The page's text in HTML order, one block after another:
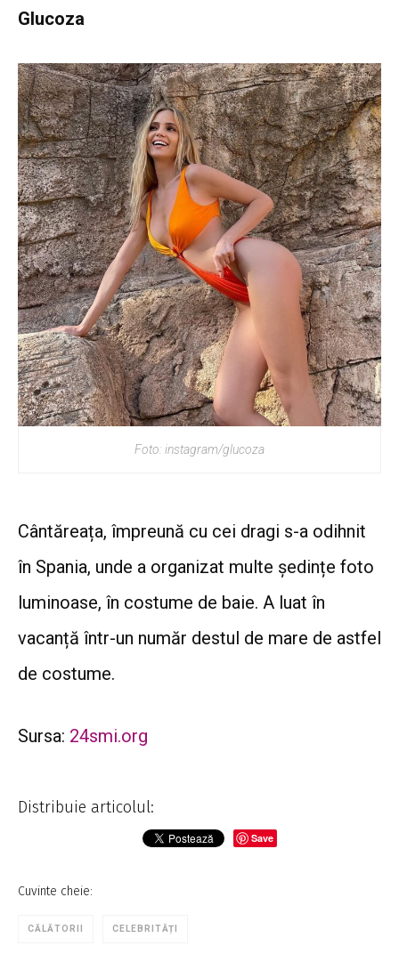
Glucoza
Foto: instagram/glucoza
Cântăreața, împreună cu cei dragi s-a odihnit
în Spania, unde a organizat multe ședințe foto
luminoase, în costume de baie. A luat în
vacanță într-un număr destul de mare de astfel
de costume.
Sursa: 24smi.org
Distribuie articolul:
Save
Cuvinte cheie:
CĂLĂTORII CELEBRITĂȚI